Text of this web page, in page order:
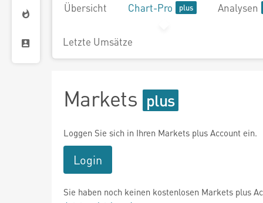
Übersicht Chart-Pro Analysen
Letzte Umsätze
Markets
Loggen Sie sich in Ihren Markets plus Account ein.
Login
Sie haben noch keinen kostenlosen Markets plus